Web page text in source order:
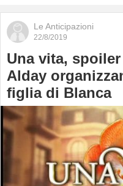
Le Anticipazioni
22/8/2019
Una vita,
Alday
figlia di Blanca